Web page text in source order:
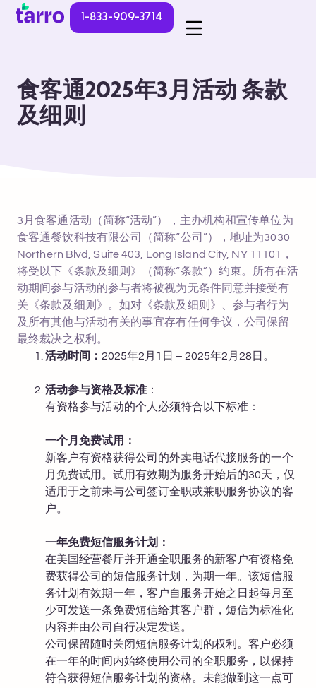
1-833-909-3714
食客通2025年3月活动 条款
及细则
3月食客通活动（简称“活动”），主办机构和宣传单位为
食客通餐饮科技有限公司（简称“公司”），地址为3030
Northern Blvd, Suite 403, Long Island City, NY 11101，
将受以下《条款及细则》（简称“条款”）约束。所有在活
动期间参与活动的参与者将被视为无条件同意并接受有
关《条款及细则》。如对《条款及细则》、参与者行为
及所有其他与活动有关的事宜存有任何争议，公司保留
最终裁决之权利。
活动时间： 2025年2月1日 – 2025年2月28日。
活动参与资格及标准 ：
有资格参与活动的个人必须符合以下标准：
一个月免费试用：
新客户有资格获得公司的外卖电话代接服务的一个
月免费试用。试用有效期为服务开始后的30天，仅
适用于之前未与公司签订全职或兼职服务协议的客
户。
一年免费短信服务计划：
在美国经营餐厅并开通全职服务的新客户有资格免
费获得公司的短信服务计划，为期一年。该短信服
务计划有效期一年，客户自服务开始之日起每月至
少可发送一条免费短信给其客户群，短信为标准化
内容并由公司自行决定发送。
公司保留随时关闭短信服务计划的权利。客户必须
在一年的时间内始终使用公司的全职服务，以保持
符合获得短信服务计划的资格。未能做到这一点可